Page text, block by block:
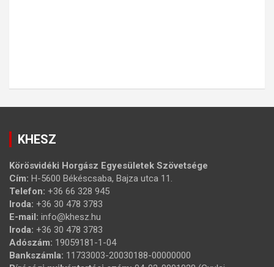
KHESZ
Körösvidéki Horgász Egyesületek Szövetsége
Cím: H-5600 Békéscsaba, Bajza utca 11.
Telefon: +36 66 328 945
Iroda: +36 30 478 3783
E-mail: info@khesz.hu
Iroda: +36 30 478 3783
Adószám: 19059181-1-04
Bankszámla: 11733003-20030188-00000000